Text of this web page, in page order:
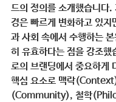
드의 정의를 소개했습니다.
경은 빠르게 변화하고 있지
과 사회 속에서 수행하는
히 유효하다는 점을 강조했
로의 브랜딩에서 중요하게
핵심 요소로 맥락
(Community), 철학